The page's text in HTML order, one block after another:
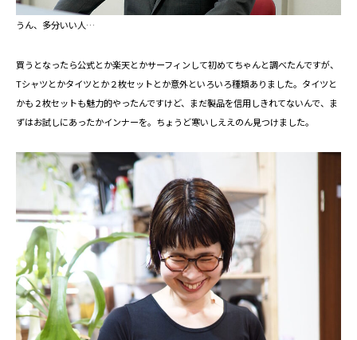
うん、多分いい人…
買うとなったら公式とか楽天とかサーフィンして初めてちゃんと調べたんですが、
Tシャツとかタイツとか２枚セットとか意外といろいろ種類ありました。タイツと
かも２枚セットも魅力的やったんですけど、まだ製品を信用しきれてないんで、ま
ずはお試しにあったかインナーを。ちょうど寒いしええのん見つけました。